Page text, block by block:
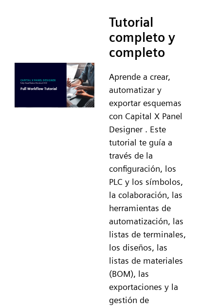
Tutorial
completo y
completo
Aprende a crear,
automatizar y
exportar esquemas
con Capital X Panel
Designer . Este
tutorial te guía a
través de la
configuración, los
PLC y los símbolos,
la colaboración, las
herramientas de
automatización, las
listas de terminales,
los diseños, las
listas de materiales
(BOM), las
exportaciones y la
gestión de